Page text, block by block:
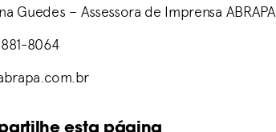
Guedes – Assessora de Imprensa ABRAPA
8064
esta página